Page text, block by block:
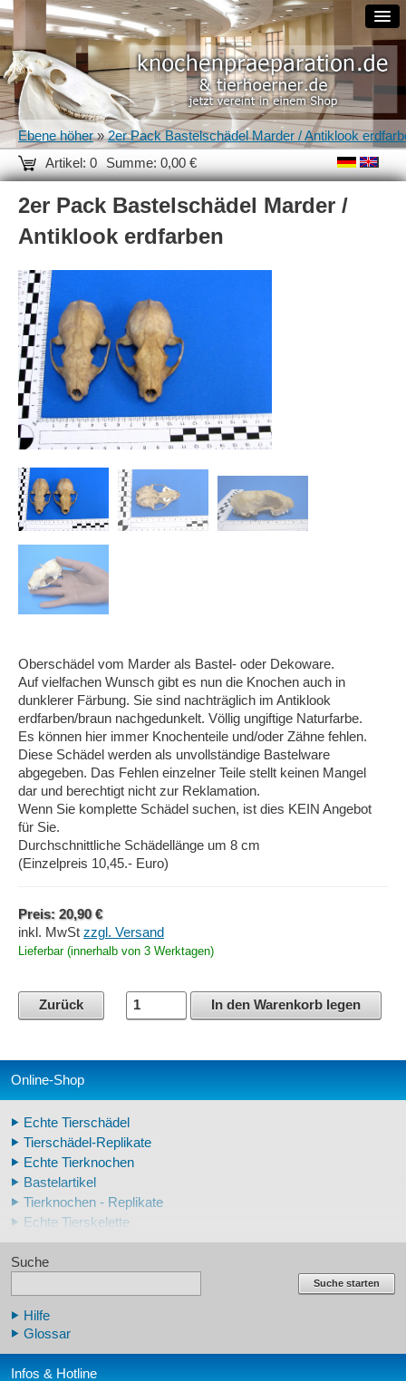
Artikel: 0 Summe: 0,00 €
Ebene höher»2er Pack Bastelschädel Marder / Antiklook
2er Pack Bastelschädel Marder /
Antiklook erdfarben
Oberschädel vom Marder als Bastel- oder Dekoware.
Auf vielfachen Wunsch gibt es nun die Knochen auch in
dunklerer Färbung. Sie sind nachträglich im Antiklook
erdfarben/braun nachgedunkelt. Völlig ungiftige Naturfarbe.
Es können hier immer Knochenteile und/oder Zähne fehlen.
Diese Schädel werden als unvollständige Bastelware
abgegeben. Das Fehlen einzelner Teile stellt keinen Mangel
dar und berechtigt nicht zur Reklamation.
Wenn Sie komplette Schädel suchen, ist dies KEIN Angebot
für Sie.
Durchschnittliche Schädellänge um 8 cm
(Einzelpreis 10,45.- Euro)
Preis: 20,90 €
inkl. MwSt zzgl. Versand
Lieferbar (innerhalb von 3 Werktagen)
Zurück In den Warenkorb legen
Online-Shop
Echte Tierschädel
Tierschädel-Replikate
Echte Tierknochen
Bastelartikel
Tierknochen - Replikate
Echte Tierskelette
Echte Tierzähne
Krallen- und Zahnreplikate
Schädelreplikate Mensch
Knochenreplikate Mensch
Suche
Suche starten
Hilfe
Glossar
Infos & Hotline